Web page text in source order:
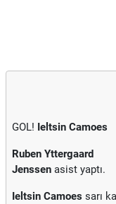
GOL! Ieltsin Camoes
Ruben Yttergaard
Jenssen asist yaptı.
Ieltsin Camoes sarı